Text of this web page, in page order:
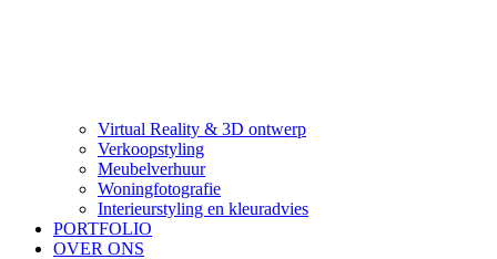
Virtual Reality & 3D ontwerp
Verkoopstyling
Meubelverhuur
Woningfotografie
Interieurstyling en kleuradvies
PORTFOLIO
OVER ONS